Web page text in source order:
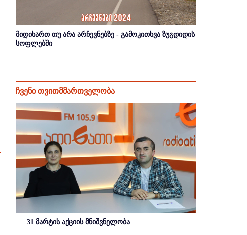
მიდიხართ თუ არა არჩევნებზე - გამოკითხვა ზუგდიდის
სოფლებში
ჩვენი თვითმმართველობა
31 მარტის აქციის მნიშვნელობა